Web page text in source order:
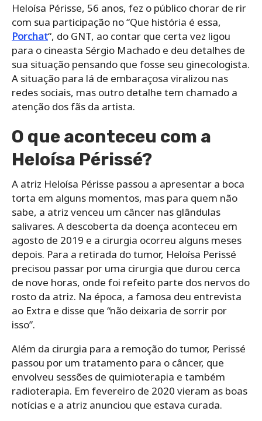
Heloísa Périsse, 56 anos, fez o público chorar de rir
com sua participação no “Que história é essa,
Porchat“, do GNT, ao contar que certa vez ligou
para o cineasta Sérgio Machado e deu detalhes de
sua situação pensando que fosse seu ginecologista.
A situação para lá de embaraçosa viralizou nas
redes sociais, mas outro detalhe tem chamado a
atenção dos fãs da artista.
O que aconteceu com a
Heloísa Périssé?
A atriz Heloísa Périsse passou a apresentar a boca
torta em alguns momentos, mas para quem não
sabe, a atriz venceu um câncer nas glândulas
salivares. A descoberta da doença aconteceu em
agosto de 2019 e a cirurgia ocorreu alguns meses
depois. Para a retirada do tumor, Heloísa Perissé
precisou passar por uma cirurgia que durou cerca
de nove horas, onde foi refeito parte dos nervos do
rosto da atriz. Na época, a famosa deu entrevista
ao Extra e disse que “não deixaria de sorrir por
isso”.
Além da cirurgia para a remoção do tumor, Perissé
passou por um tratamento para o câncer, que
envolveu sessões de quimioterapia e também
radioterapia. Em fevereiro de 2020 vieram as boas
notícias e a atriz anunciou que estava curada.